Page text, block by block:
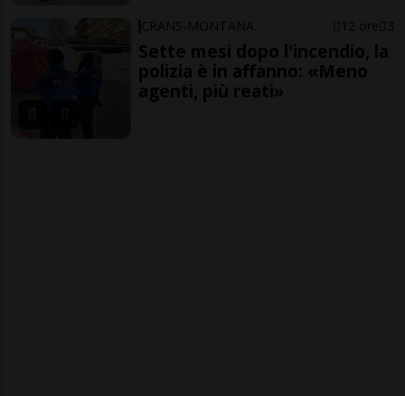
CRANS-MONTANA 12 ore 3
Sette mesi dopo l'incendio, la
polizia è in affanno: «Meno
agenti, più reati»